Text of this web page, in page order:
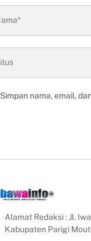
Simpan nama, email,
Alamat Redaksi : Jl.
Kabupaten Parigi